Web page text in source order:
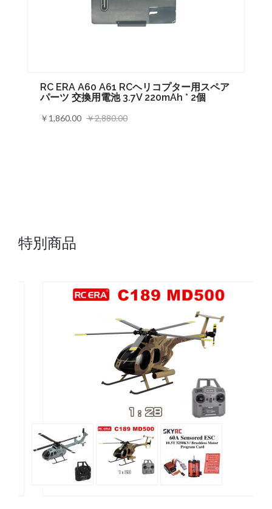
RC ERA A60 A61 RCヘリコプター用スペア
パーツ 交換用電池 3.7V 220mAh * 2個
￥1,860.00 ￥2,880.00
特別商品